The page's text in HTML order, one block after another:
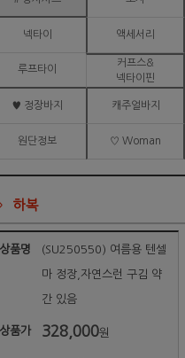
넥타이 액세서리
루프타이
커프스&
넥타이핀
♥ 정장바지 캐주얼바지
원단정보 ♡ Woman
하복
상품명 (SU250550) 여름용 텐셀
마 정장,자연스런 구김 약
간 있음
상품가 328,000원